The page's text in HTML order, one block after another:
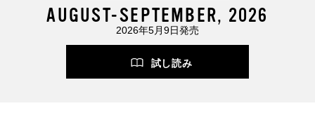
AUGUST-SEPTEMBER, 2026
2026年5月9日発売
試し読み